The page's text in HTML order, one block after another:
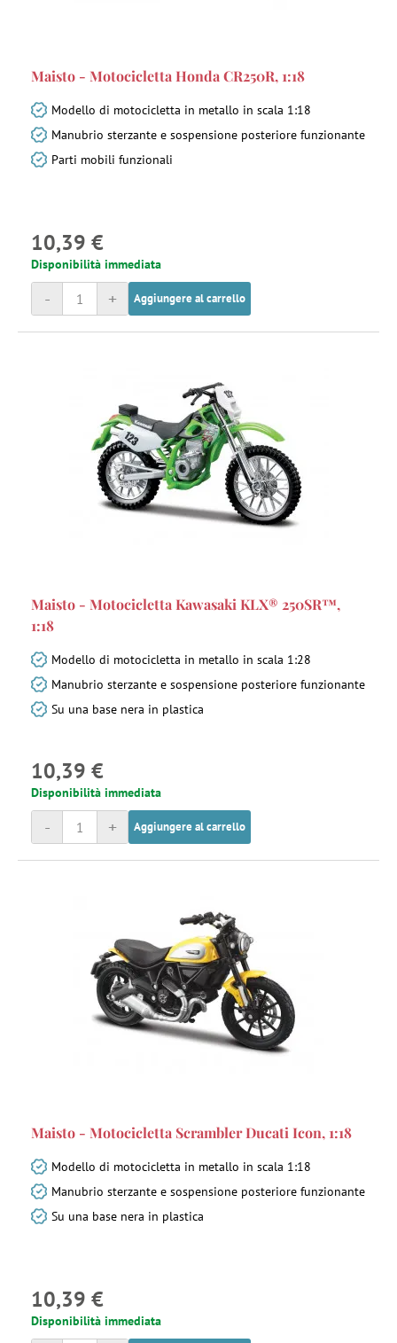
Maisto - Motocicletta Honda CR250R, 1:18
Modello di motocicletta in metallo in scala 1:18
Manubrio sterzante e sospensione posteriore funzionante
Parti mobili funzionali
10,39 €
Disponibilità immediata
+
- Aggiungere al carrello
Maisto - Motocicletta Kawasaki KLX® 250SR™,
1:18
Modello di motocicletta in metallo in scala 1:28
Manubrio sterzante e sospensione posteriore funzionante
Su una base nera in plastica
10,39 €
Disponibilità immediata
+
- Aggiungere al carrello
Maisto - Motocicletta Scrambler Ducati Icon, 1:18
Modello di motocicletta in metallo in scala 1:18
Manubrio sterzante e sospensione posteriore funzionante
Su una base nera in plastica
10,39 €
Disponibilità immediata